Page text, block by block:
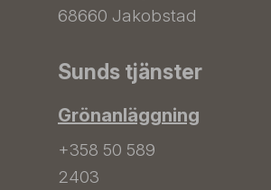
68660 Jakobstad
Sunds tjänster
Grönanläggning
+358 50 589
2403